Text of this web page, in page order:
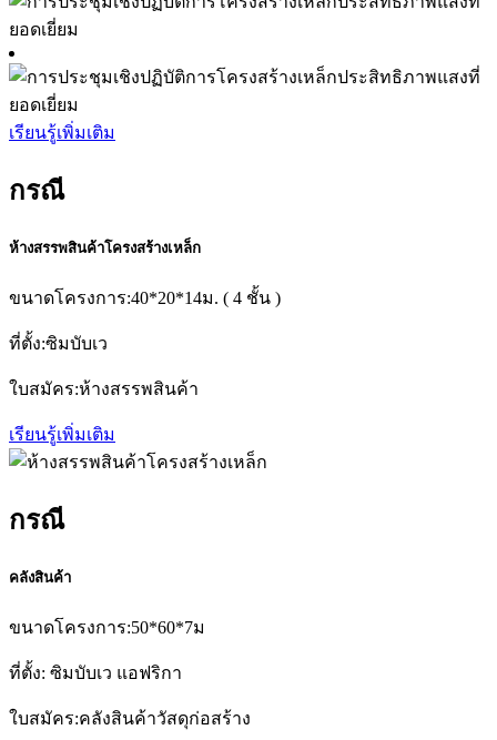
เรียนรู้เพิ่มเติม
กรณี
ห้างสรรพสินค้าโครงสร้างเหล็ก
ขนาดโครงการ:40*20*14ม. ( 4 ชั้น )
ที่ตั้ง:ซิมบับเว
ใบสมัคร:ห้างสรรพสินค้า
เรียนรู้เพิ่มเติม
กรณี
คลังสินค้า
ขนาดโครงการ:50*60*7ม
ที่ตั้ง: ซิมบับเว แอฟริกา
ใบสมัคร:คลังสินค้าวัสดุก่อสร้าง